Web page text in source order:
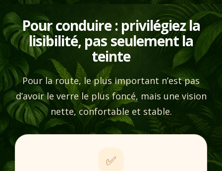
Pour conduire : privilégiez la
lisibilité, pas seulement la
teinte
Pour la route, le plus important n’est pas
d’avoir le verre le plus foncé, mais une vision
nette, confortable et stable.
✅